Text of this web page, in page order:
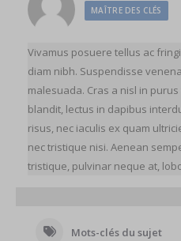
MAÎTRE DES CLÉS
Vivamus posuere tellus ac
diam nibh. Suspendisse
malesuada. Cras a nisl in
blandit, lectus in dapibus
risus, nec iaculis ex quam
nec tristique nisi. Aenean
tristique, pulvinar neque at,
Mots-clés du sujet